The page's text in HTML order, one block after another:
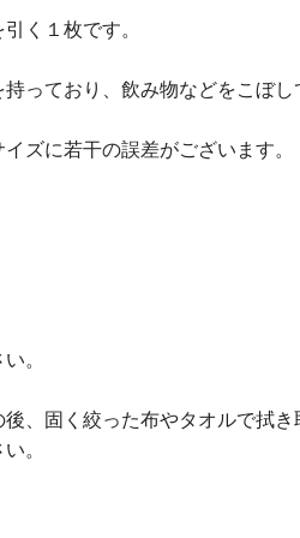
く１枚です。
っており、飲み物などをこぼ
ズに若干の誤差がございます。
。
、固く絞った布やタオルで拭き
。